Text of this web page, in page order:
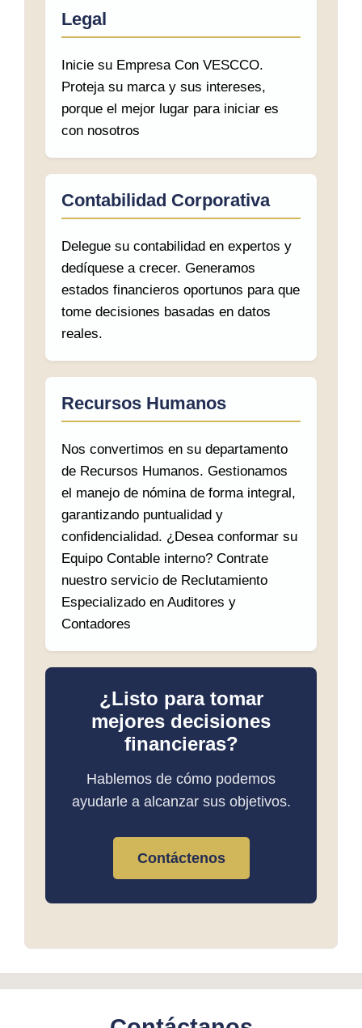
Legal
Inicie su Empresa Con VESCCO.
Proteja su marca y sus intereses,
porque el mejor lugar para iniciar es
con nosotros
Contabilidad Corporativa
Delegue su contabilidad en expertos y
dedíquese a crecer. Generamos
estados financieros oportunos para que
tome decisiones basadas en datos
reales.
Recursos Humanos
Nos convertimos en su departamento
de Recursos Humanos. Gestionamos
el manejo de nómina de forma integral,
garantizando puntualidad y
confidencialidad. ¿Desea conformar su
Equipo Contable interno? Contrate
nuestro servicio de Reclutamiento
Especializado en Auditores y
Contadores
¿Listo para tomar
mejores decisiones
financieras?
Hablemos de cómo podemos
ayudarle a alcanzar sus objetivos.
Contáctenos